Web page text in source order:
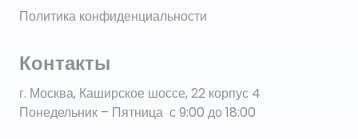
Политика конфиденциальности
Контакты
г. Москва, Каширское шоссе, 22 корпус 4
Понедельник – Пятница с 9:00 до 18:00